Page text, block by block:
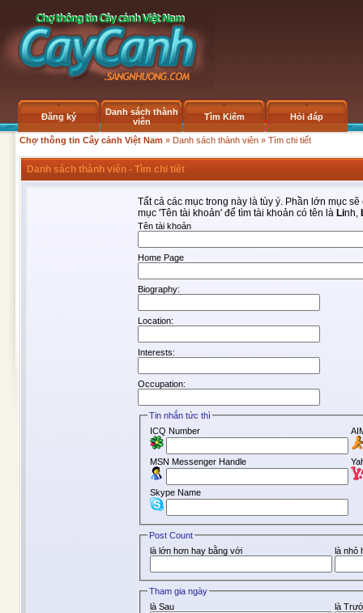
Đăng ký
Danh sách thành
viên
Tìm Kiếm Hỏi đáp
Chợ thông tin Cây cảnh Việt Nam » Danh sách thành viên » Tìm chi tiết
Danh sách thành viên - Tìm chi tiết
Tất cả các mục trong này là tùy ý. Phần lớn mục
mục 'Tên tài khoản' để tìm tài khoản có tên là Linh,
Tên tài khoản
Home Page
Biography:
Location:
Interests:
Occupation:
Tin nhắn tức thì
ICQ Number
MSN Messenger Handle
Skype Name
Post Count
là lớn hơn hay bằng với
là nhỏ
Tham gia ngày
là Sau
là